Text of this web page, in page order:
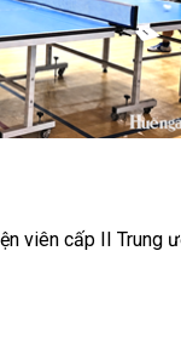
viên cấp II Trung